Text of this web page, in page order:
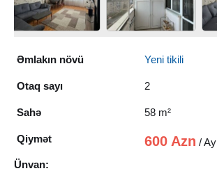
Əmlakın növü Yeni tikili
Otaq sayı 2
Sahə 58 m²
Qiymət 600 Azn / Ay
Ünvan: